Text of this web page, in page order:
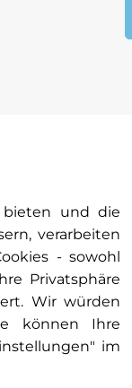
bieten und die
verarbeiten
- sowohl
Privatsphäre
Wir würden
können Ihre
im
der